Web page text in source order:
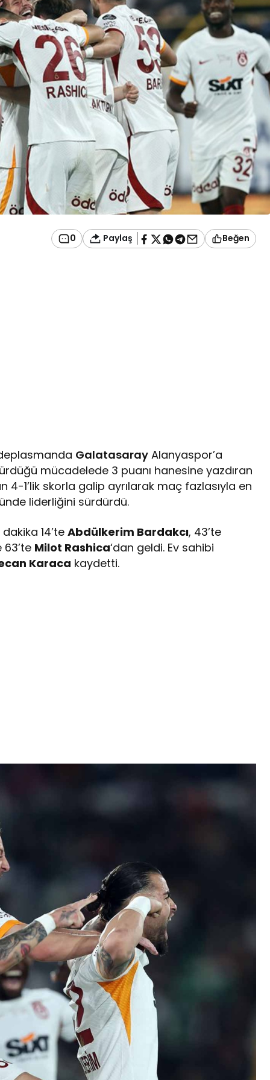
0 Paylaş Beğen
Galatasaray Alanyaspor’a
mücadelede 3 puanı hanesine yazdıran
4-1’lik skorla galip ayrılarak maç fazlasıyla en
liderliğini sürdürdü.
14’teAbdülkerim Bardakcı, 43’te
Milot Rashica‘dan geldi. Ev sahibi
Karaca kaydetti.